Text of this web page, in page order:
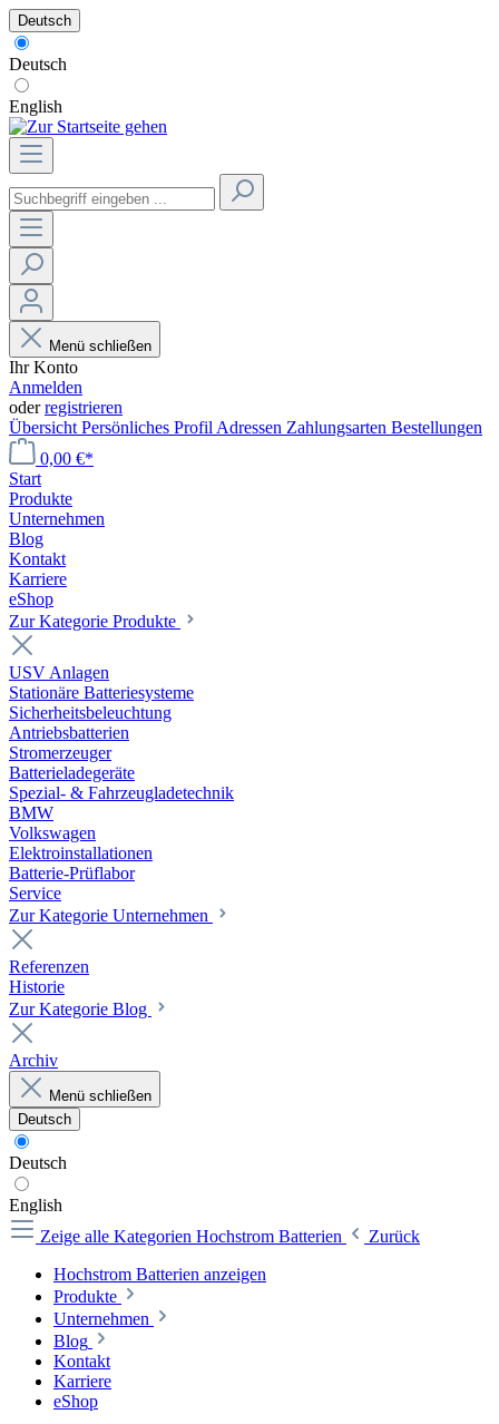
Deutsch
Deutsch
English
Menü schließen
Ihr Konto
Anmelden
oderregistrieren
Übersicht Persönliches Profil Adressen Zahlungsarten Bestellungen
0,00 €*
Start
Produkte
Unternehmen
Blog
Kontakt
Karriere
eShop
Zur Kategorie Produkte
USV Anlagen
Stationäre Batteriesysteme
Sicherheitsbeleuchtung
Antriebsbatterien
Stromerzeuger
Batterieladegeräte
Spezial- & Fahrzeugladetechnik
BMW
Volkswagen
Elektroinstallationen
Batterie-Prüflabor
Service
Zur Kategorie Unternehmen
Referenzen
Historie
Zur Kategorie Blog
Archiv
Menü schließen
Deutsch
Deutsch
English
Zeige alle Kategorien Hochstrom Batterien
Zurück
Hochstrom Batterien anzeigen
Produkte
Unternehmen
Blog
Kontakt
Karriere
eShop